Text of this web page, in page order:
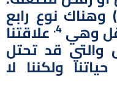
وهناك نوع رابع
وهي 4. علاقتنا
والتي قد تحتل
ولكننا لا